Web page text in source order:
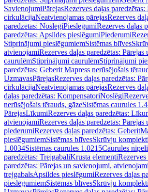
SavienojumiPārejasRezerves daļas paredzētas:
cirkulācijaNeatvienojamas pārejasRezerves
paredzētas: NoslēgiPieslēgumiRezerves daļas
paredzētas: Apsildes pieslēgumiPiederumi
Stiprinājumi pieslēgumiemSistēmas blīves
atvienojamiRezerves daļas paredzētas:
caurulēmStiprinājumi caurulēmStiprinājumi
paredzētas: Geberit Mapress nerūsējošais
UzmavasPārejasRezerves daļas paredzētas:
cirkulācijaNeatvienojamas pārejasRezerves
daļas paredzētas: KompensatoriNoslēgi
nerūsējošais tērauds, gāzeSistēmas caurules
PārejasLīkumiRezerves daļas paredzētas:
atvienojamiRezerves daļas paredzētas:
piederumiRezerves daļas paredzētas:
pieslēgumiemSistēmas blīvesSkrūvju
1.0034Sistēmas caurules 1.0215Caurules
paredzētas: TrejgabaliKrusta elementiRezerves
paredzētas: Pārejas un savienojumi, atvienojami
trejgabalsApsildes pieslēgumiRezerves daļas
pieslēgumiemSistēmas blīvesSkrūvju